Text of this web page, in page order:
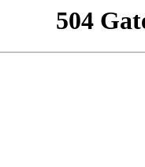
504